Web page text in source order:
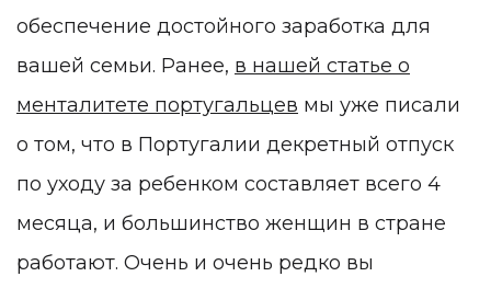
обеспечение достойного заработка для
вашей семьи. Ранее, в нашей статье о
менталитете португальцев мы уже писали
о том, что в Португалии декретный отпуск
по уходу за ребенком составляет всего 4
месяца, и большинство женщин в стране
работают. Очень и очень редко вы